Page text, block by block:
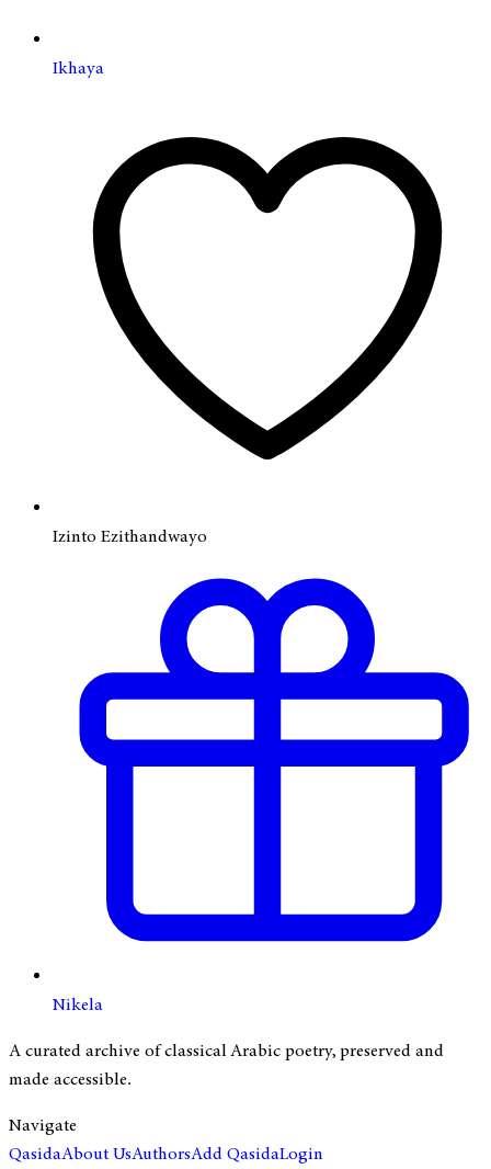
Ikhaya
Izinto Ezithandwayo
Nikela
A curated archive of classical Arabic poetry, preserved and
made accessible.
Navigate
QasidaAbout UsAuthorsAdd QasidaLogin